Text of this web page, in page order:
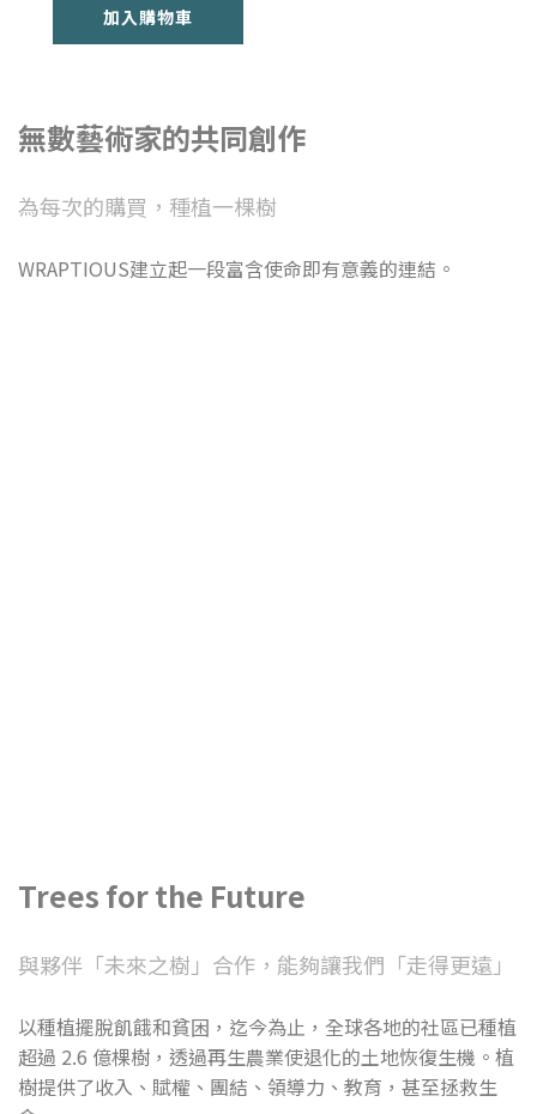
加入購物車
無數藝術家的共同創作
為每次的購買，種植一棵樹
WRAPTIOUS建立起一段富含使命即有意義的連結。
Trees for the Future
與夥伴「未來之樹」合作，能夠讓我們「走得更遠」
以種植擺脫飢餓和貧困，迄今為止，全球各地的社區已種植
超過 2.6 億棵樹，透過再生農業使退化的土地恢復生機。植
樹提供了收入、賦權、團結、領導力、教育，甚至拯救生